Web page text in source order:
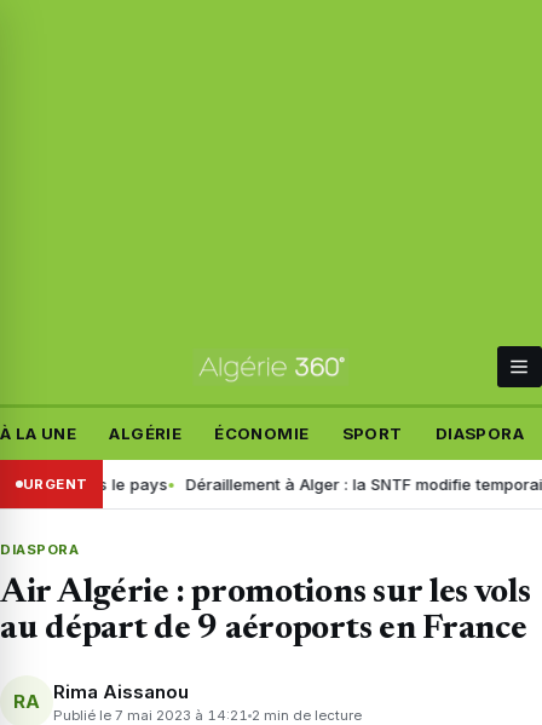
À LA UNE ALGÉRIE ÉCONOMIE SPORT DIASPORA
URGENT
le pays Déraillement à Alger : la SNTF modifie
DIASPORA
Air Algérie : promotions sur les vols
au départ de 9 aéroports en France
RA Rima Aissanou
Publié le 7 mai 2023 à 14:21 2 min de lecture